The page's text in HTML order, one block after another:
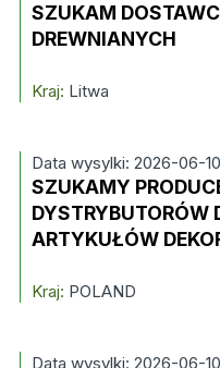
SZUKAM
DREWNIANYCH
Kraj: Litwa
Data wysylki: 2026-06-10
SZUKAMY
DYSTRYBUTORÓW
ARTYKUŁÓW
Kraj: POLAND
Data wysylki: 2026-06-10